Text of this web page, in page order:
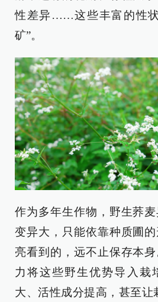
性差异……这些丰富的性
矿”。
作为多年生作物，野生荞
变异大，只能依靠种质圃
亮看到的，远不止保存本
力将这些野生优势导入栽
大、活性成分提高，甚至让